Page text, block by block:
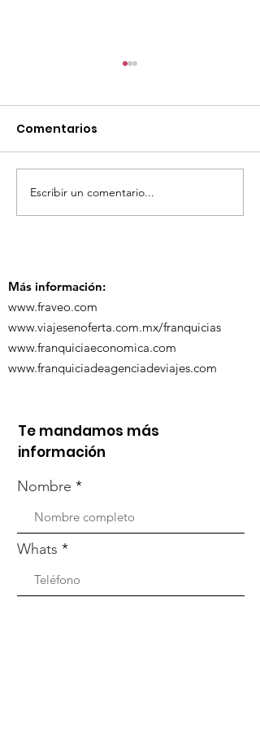
¡Acapulco y Guerrero
se Visten de Fiesta!
Comentarios
Escribir un comentario...
Más información:
www.fraveo.com
www.viajesenoferta.com.mx/franquicias
www.franquiciaeconomica.com
www.franquiciadeagenciadeviajes.com
Te mandamos más
información
Nombre
Whats